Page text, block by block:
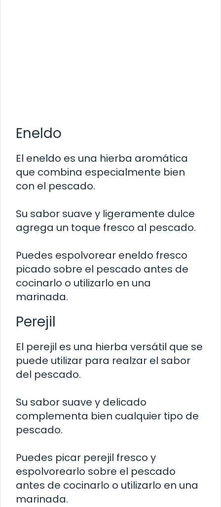
Eneldo
El eneldo es una hierba aromática
que combina especialmente bien
con el pescado.
Su sabor suave y ligeramente dulce
agrega un toque fresco al pescado.
Puedes espolvorear eneldo fresco
picado sobre el pescado antes de
cocinarlo o utilizarlo en una
marinada.
Perejil
El perejil es una hierba versátil que se
puede utilizar para realzar el sabor
del pescado.
Su sabor suave y delicado
complementa bien cualquier tipo de
pescado.
Puedes picar perejil fresco y
espolvorearlo sobre el pescado
antes de cocinarlo o utilizarlo en una
marinada.